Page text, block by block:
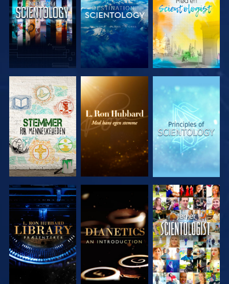
UDFORSK
SERIEN
UDFORSK
SERIEN
UDFORSK
SERIEN
UDFORSK
SERIEN
UDFORSK
SERIEN
SE